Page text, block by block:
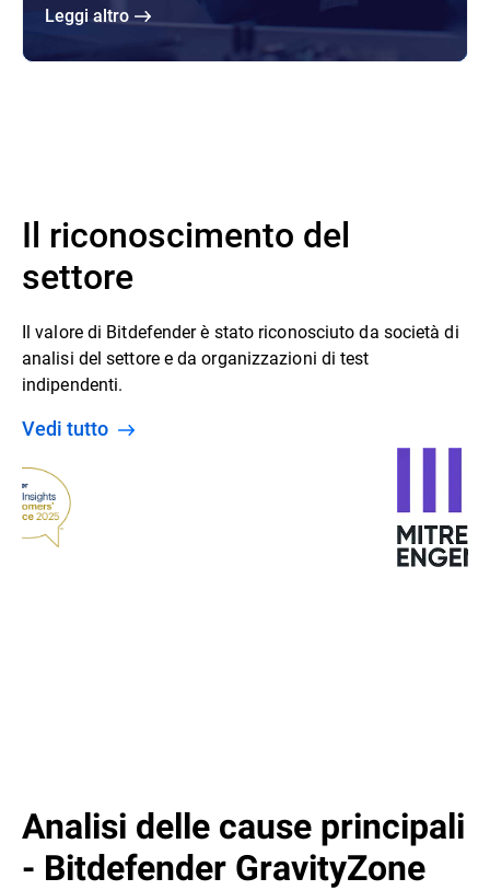
Leggi altro
Il riconoscimento del
settore
Il valore di Bitdefender è stato riconosciuto da società di
analisi del settore e da organizzazioni di test
indipendenti.
Vedi tutto
Analisi delle cause principali
- Bitdefender GravityZone